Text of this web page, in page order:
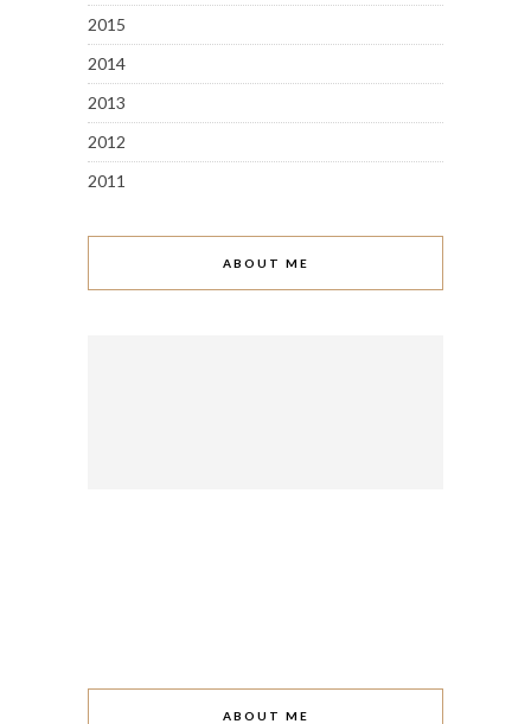
2015
2014
2013
2012
2011
ABOUT ME
ABOUT ME